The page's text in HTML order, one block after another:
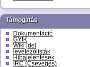
Támogatás
Dokumentáció
GYIK
Wiki [de]
levelezőlisták
Hibajelentések
IRC (Csevegés)